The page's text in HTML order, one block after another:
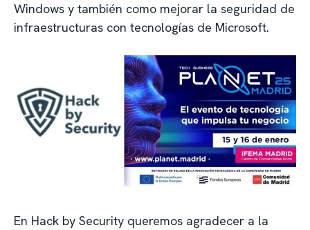
Windows y también como mejorar la seguridad de
infraestructuras con tecnologías de Microsoft.
En Hack by Security queremos agradecer a la